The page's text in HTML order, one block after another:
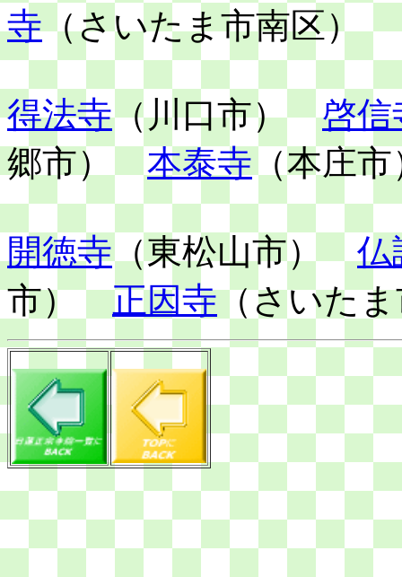
寺（さいたま市南区）
得法寺（川口市）啓信
郷市） 本泰寺 （本庄
開徳寺（東松山市）仏
市）正因寺（さいた